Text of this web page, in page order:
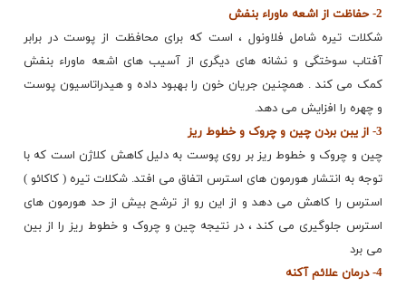
2- حفاظت از اشعه ماوراء بنفش
شکلات تیره شامل فلاونول ، است که برای محافظت از پوست در برابر
آفتاب سوختگی و نشانه های دیگری از آسیب های اشعه ماوراء بنفش
کمک می کند . همچنین جریان خون را بهبود داده و هیدراتاسیون پوست
و چهره را افزایش می دهد.
3- از یبن بردن چین و چروک و خطوط ریز
چین و چروک و خطوط ریز بر روی پوست به دلیل کاهش کلاژن است که با
توجه به انتشار هورمون های استرس اتفاق می افتد. شکلات تیره ( کاکائو )
استرس را کاهش می دهد و از این رو از ترشح بیش از حد هورمون های
استرس جلوگیری می کند ، در نتیجه چین و چروک و خطوط ریز را از بین
می برد
4- درمان علائم آکنه